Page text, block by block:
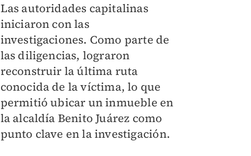
Las autoridades capitalinas
iniciaron con las
investigaciones. Como parte de
las diligencias, lograron
reconstruir la última ruta
conocida de la víctima, lo que
permitió ubicar un inmueble en
la alcaldía Benito Juárez como
punto clave en la investigación.